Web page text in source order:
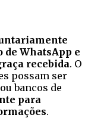
WhatsApp e
recebida. O
possam ser
bancos de
para
.